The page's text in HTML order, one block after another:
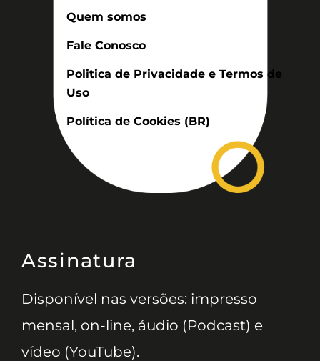
Quem somos
Fale Conosco
Politica de Privacidade e Termos de
Uso
Política de Cookies (BR)
Assinatura
Disponível nas versões: impresso
mensal, on-line, áudio (Podcast) e
vídeo (YouTube).